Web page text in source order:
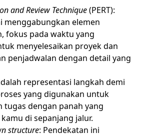
and Review Technique(PERT):
menggabungkan elemen
fokus pada waktu yang
menyelesaikan proyek dan
penjadwalan dengan detail yang
representasi langkah demi
yang digunakan untuk
tugas dengan panah yang
di sepanjang jalur.
structure: Pendekatan ini